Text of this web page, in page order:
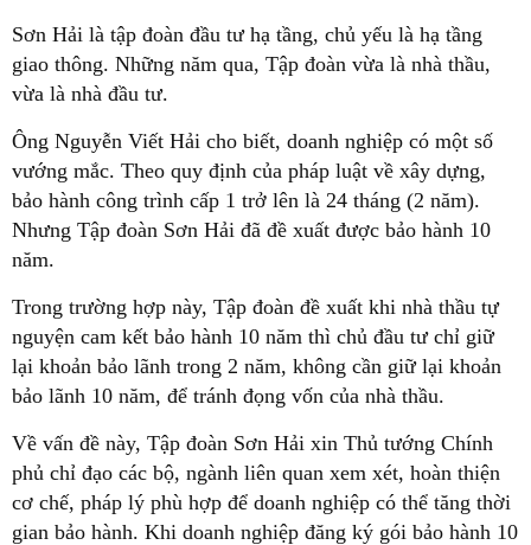
Sơn Hải là tập đoàn đầu tư hạ tầng, chủ yếu là hạ tầng
giao thông. Những năm qua, Tập đoàn vừa là nhà thầu,
vừa là nhà đầu tư.
Ông Nguyễn Viết Hải cho biết, doanh nghiệp có một số
vướng mắc. Theo quy định của pháp luật về xây dựng,
bảo hành công trình cấp 1 trở lên là 24 tháng (2 năm).
Nhưng Tập đoàn Sơn Hải đã đề xuất được bảo hành 10
năm.
Trong trường hợp này, Tập đoàn đề xuất khi nhà thầu tự
nguyện cam kết bảo hành 10 năm thì chủ đầu tư chỉ giữ
lại khoản bảo lãnh trong 2 năm, không cần giữ lại khoản
bảo lãnh 10 năm, để tránh đọng vốn của nhà thầu.
Về vấn đề này, Tập đoàn Sơn Hải xin Thủ tướng Chính
phủ chỉ đạo các bộ, ngành liên quan xem xét, hoàn thiện
cơ chế, pháp lý phù hợp để doanh nghiệp có thể tăng thời
gian bảo hành. Khi doanh nghiệp đăng ký gói bảo hành 10